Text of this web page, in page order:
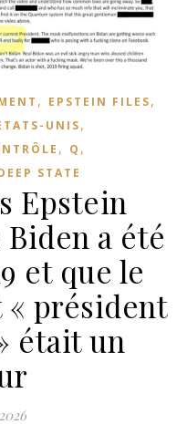
, EPSTEIN FILES,
UNIS,
, Q ,
STATE
Epstein
a été
et que le
président
était un